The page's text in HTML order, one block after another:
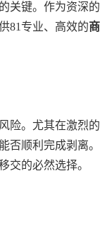
关键。作为资深
81专业、高效的
险。尤其在激烈
否顺利完成剥离。
交的必然选择。